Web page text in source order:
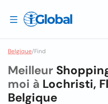
Belgique/Find
Meilleur
moi à Lochristi,
Belgique